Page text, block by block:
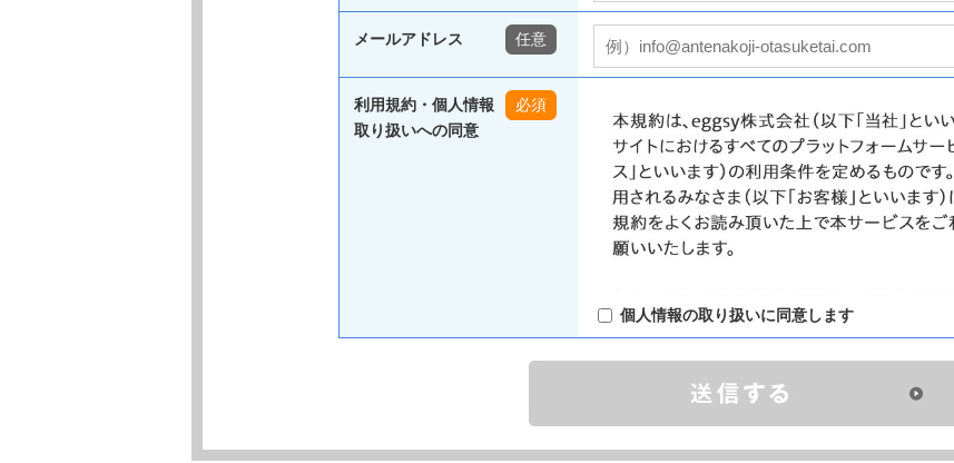
メールアドレス 任意
利用規約・個人情報
取り扱いへの同意
必須
個人情報の取り扱いに同意します